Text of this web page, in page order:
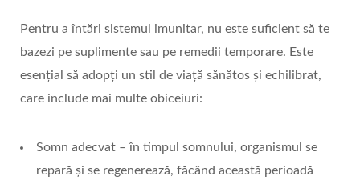
Pentru a întări sistemul imunitar, nu este suficient să te
bazezi pe suplimente sau pe remedii temporare. Este
esențial să adopți un stil de viață sănătos și echilibrat,
care include mai multe obiceiuri:
Somn adecvat – în timpul somnului, organismul se
repară și se regenerează, făcând această perioadă